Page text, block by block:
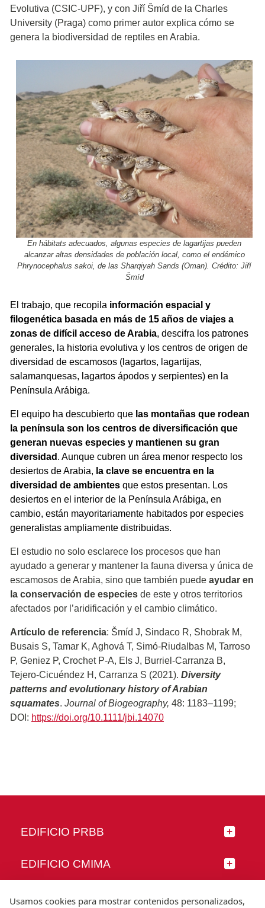
Evolutiva (CSIC-UPF), y con Jiří Šmíd de la Charles
University (Praga) como primer autor explica cómo se
genera la biodiversidad de reptiles en Arabia.
En hábitats adecuados, algunas especies de lagartijas pueden
alcanzar altas densidades de población local, como el endémico
Phrynocephalus sakoi, de las Sharqiyah Sands (Oman). Crédito: Jiří
Šmíd
El trabajo, que recopila información espacial y
filogenética basada en más de 15 años de viajes a
zonas de difícil acceso de Arabia, descifra los patrones
generales, la historia evolutiva y los centros de origen de
diversidad de escamosos (lagartos, lagartijas,
salamanquesas, lagartos ápodos y serpientes) en la
Península Arábiga.
El equipo ha descubierto que las montañas que rodean
la península son los centros de diversificación que
generan nuevas especies y mantienen su gran
diversidad . Aunque cubren un área menor respecto los
desiertos de Arabia, la clave se encuentra en la
diversidad de ambientes que estos presentan. Los
desiertos en el interior de la Península Arábiga, en
cambio, están mayoritariamente habitados por especies
generalistas ampliamente distribuidas.
El estudio no solo esclarece los procesos que han
ayudado a generar y mantener la fauna diversa y única de
escamosos de Arabia, sino que también puede ayudar en
la conservación de especies de este y otros territorios
afectados por l’aridificación y el cambio climático.
Artículo de referencia: Šmíd J, Sindaco R, Shobrak M,
Busais S, Tamar K, Aghová T, Simó-Riudalbas M, Tarroso
P, Geniez P, Crochet P-A, Els J, Burriel-Carranza B,
Tejero-Cicuéndez H, Carranza S (2021). Diversity
patterns and evolutionary history of Arabian
squamates. Journal of Biogeography, 48: 1183–1199;
DOI: https://doi.org/10.1111/jbi.14070
EDIFICIO PRBB
EDIFICIO CMIMA
SÍGUENOS
Usamos cookies para mostrar contenidos personalizados,